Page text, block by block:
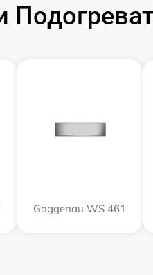
Gaggenau WS 461